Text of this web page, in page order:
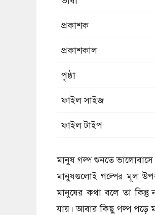
প্রকাশক
প্রকাশকাল
পৃষ্ঠা
ফাইল সাইজ
ফাইল টাইপ
মানুষ গল্প শুনতে
মানুষগুলোই গল্পের মূল
মানুষের কথা বলে তা
যায়। আবার কিছু গল্প পড়ে